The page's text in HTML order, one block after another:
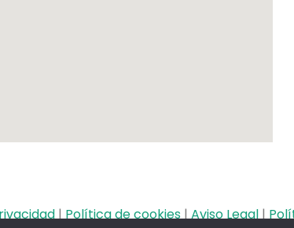
|Política de cookies|Aviso Legal|